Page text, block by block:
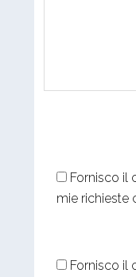
Fornisco il
mie richieste
Fornisco il